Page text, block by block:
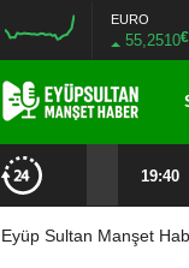
EURO
55,2510€
19:40
Eyüp Sultan Manşet